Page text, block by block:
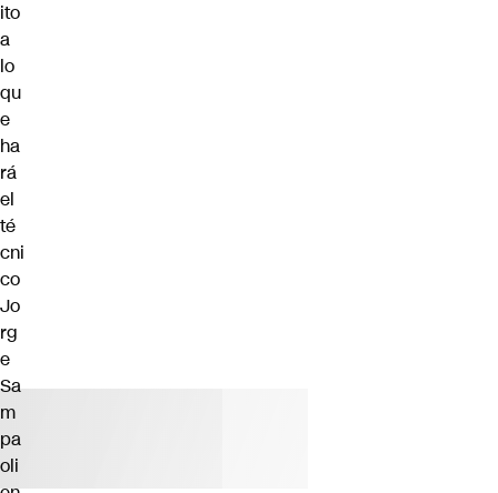
ito
a
lo
qu
e
ha
rá
el
té
cni
co
Jo
rg
e
Sa
m
pa
oli